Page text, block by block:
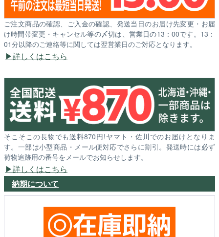
ご注文商品の確認、ご入金の確認、発送当日のお届け先変更・お届
け時間帯変更・キャンセル等の〆切は、営業日の13：00です。13：
01分以降のご連絡等に関しては翌営業日のご対応となります。
詳しくはこちら
そこそこの長物でも送料870円!ヤマト・佐川でのお届けとなりま
す。一部は小型商品・メール便対応でさらに割引。発送時には必ず
荷物追跡用の番号をメールでお知らせします。
詳しくはこちら
納期について